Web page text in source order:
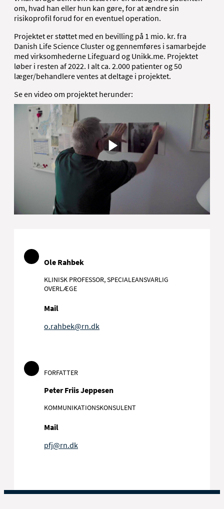
om, hvad han eller hun kan gøre, for at ændre sin
risikoprofil forud for en eventuel operation.
Projektet er støttet med en bevilling på 1 mio. kr. fra
Danish Life Science Cluster og gennemføres i samarbejde
med virksomhederne Lifeguard og Unikk.me. Projektet
løber i resten af 2022. I alt ca. 2.000 patienter og 50
læger/behandlere ventes at deltage i projektet.
Se en video om projektet herunder:
Ole Rahbek
KLINISK PROFESSOR, SPECIALEANSVARLIG
OVERLÆGE
Mail
o.rahbek@rn.dk
FORFATTER
Peter Friis Jeppesen
KOMMUNIKATIONSKONSULENT
Mail
pfj@rn.dk